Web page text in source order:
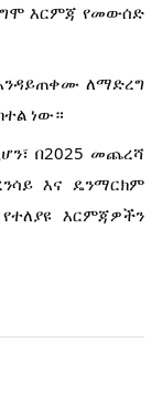
እርምጃ የመውሰድ
ለማድረግ
ነው።
በ2025 መጨረሻ
እና ዴንማርክም
እርምጃዎችን